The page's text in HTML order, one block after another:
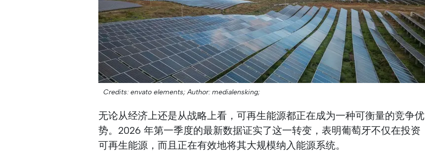
Credits: envato elements; Author: medialensking;
无论从经济上还是从战略上看，可再生能源都正在成为一种可衡量的竞争优
势。2026 年第一季度的最新数据证实了这一转变，表明葡萄牙不仅在投资
可再生能源，而且正在有效地将其大规模纳入能源系统。